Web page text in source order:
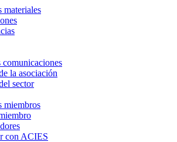
materiales
comunicaciones
la asociación
sector
miembros
con ACIES